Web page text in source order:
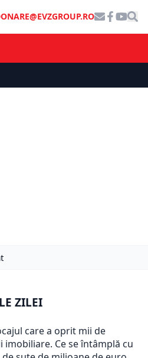
ZILEI
care a oprit mii de
imobiliare. Ce se întâmplă cu